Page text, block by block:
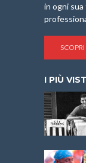
in ogni sua
I PIÙ